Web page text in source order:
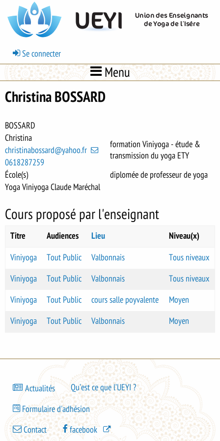
contenu
principal
UEYI
Union des Enseignants
de Yoga de l’Isère
Menu
du
compte
de
l'utilisateur
Se connecter
Menu
Christina BOSSARD
BOSSARD
Christina
christinabossard@yahoo.fr
0618287259
École(s)
Yoga Viniyoga Claude Maréchal
formation Viniyoga - étude &
transmission du yoga ETY
diplomée de professeur de yoga
Cours proposé par l'enseignant
Titre Audiences Lieu Niveau(x)
Viniyoga Tout Public Valbonnais Tous niveaux
Viniyoga Tout Public Valbonnais Tous niveaux
Viniyoga Tout Public cours salle poyvalente Moyen
Viniyoga Tout Public Valbonnais Moyen
Bas
page
-
Actualités Qu’est ce que l’UEYI ?
Bas
de
page
Formulaire d'adhésion
BasContact facebook